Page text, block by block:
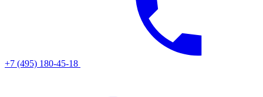
+7 (495) 180-45-18